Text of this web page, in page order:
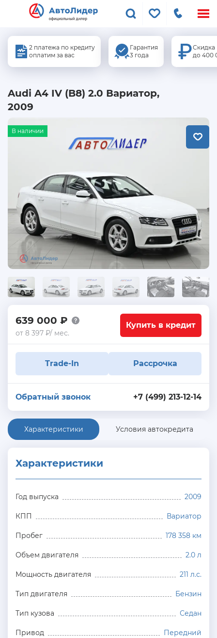
2 платежа по кредиту
оплатим за вас
Гарантия
3 года
Скидка
до 400
Audi A4 IV (B8) 2.0 Вариатор,
2009
В наличии
639 000 ₽
от 8 397 ₽/ мес.
Купить в кредит
Trade-In Рассрочка
+7 (499) 213-12-14
Обратный звонок
Характеристики Условия автокредита
Характеристики
Год выпуска 2009
КПП Вариатор
Пробег 178 358 км
Объем двигателя 2.0 л
Мощность двигателя 211 л.с.
Тип двигателя Бензин
Тип кузова Седан
Привод Передний